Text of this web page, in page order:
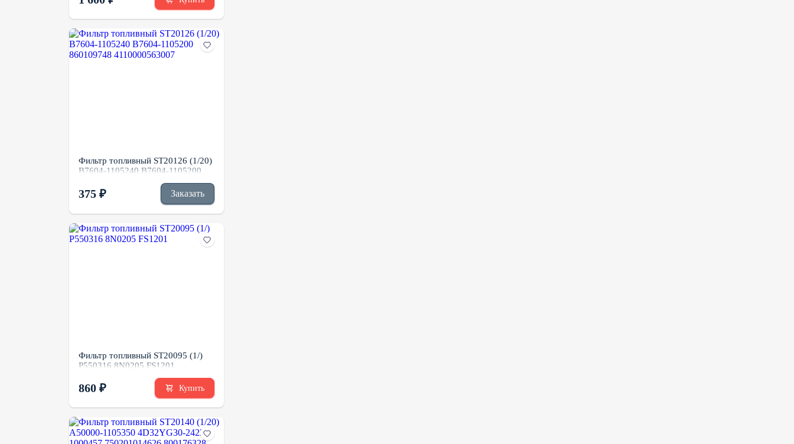
Фильтр топливный ST20126 (1/20)
B7604-1105240 B7604-1105200
375 ₽ Заказать
Фильтр топливный ST20095 (1/)
P550316 8N0205 FS1201
860 ₽ Купить